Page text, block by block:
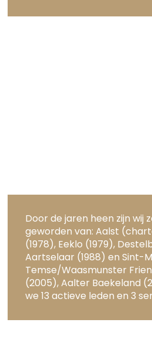
Door de jaren heen zijn wij
geworden van: Aalst
(1978), Eeklo (1979),
Aartselaar (1988) en Sint-
Temse/Waasmunster
(2005), Aalter Baekeland
we 13 actieve leden en 3